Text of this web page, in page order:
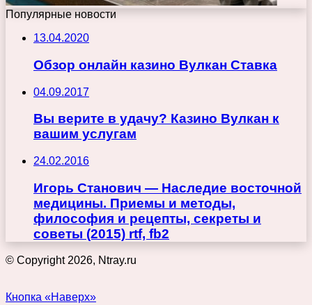
Популярные новости
13.04.2020
Обзор онлайн казино Вулкан Ставка
04.09.2017
Вы верите в удачу? Казино Вулкан к
вашим услугам
24.02.2016
Игорь Станович — Наследие восточной
медицины. Приемы и методы,
философия и рецепты, секреты и
советы (2015) rtf, fb2
© Copyright 2026, Ntray.ru
Кнопка «Наверх»